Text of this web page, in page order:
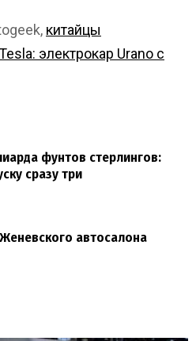
китайцы
электрокар Urano с
фунтов стерлингов:
сразу три
автосалона